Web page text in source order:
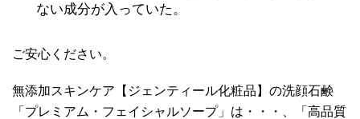
ない成分が入っていた。
ご安心ください。
無添加スキンケア【ジェンティール化粧品】の洗顔石鹸
「プレミアム・フェイシャルソープ」は・・・、「高品質